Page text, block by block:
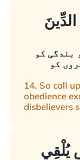
الدِّينَ
بندگی کو
کو
14. So call
obedience
disbelievers
يُلْقِي